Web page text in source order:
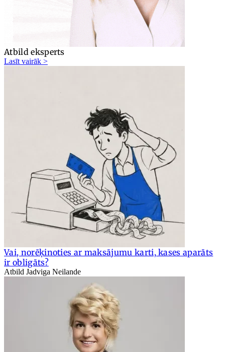
Atbild eksperts
Lasīt vairāk >
Vai, norēķinoties ar maksājumu karti, kases aparāts
ir obligāts?
Atbild Jadviga Neilande